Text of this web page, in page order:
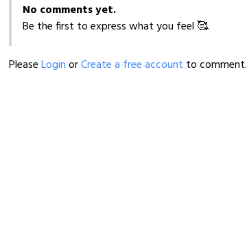
No comments yet.
Be the first to express what you feel 🥰.
PleaseLoginorCreate a free account to comment.